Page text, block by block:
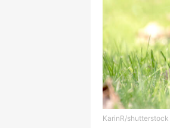
KarinR/shutterstock